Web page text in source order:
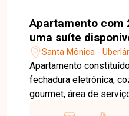
Apartamento com
uma suíte
bairro Santa
Santa Mônica -
Apartamento
fechadura eletrônica,
gourmet, área de